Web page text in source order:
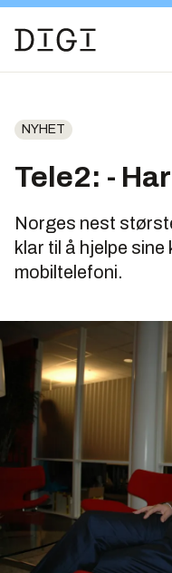
NYHET
Tele2: -
Norges nest
klar til å hjelpe
mobiltelefoni.